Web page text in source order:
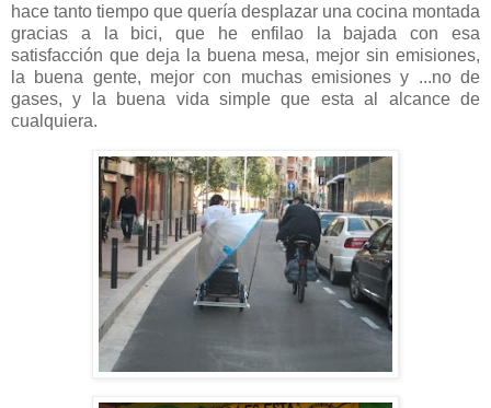
hace tanto tiempo que quería desplazar una cocina montada
gracias a la bici, que he enfilao la bajada con esa
satisfacción que deja la buena mesa, mejor sin emisiones,
la buena gente, mejor con muchas emisiones y ...no de
gases, y la buena vida simple que esta al alcance de
cualquiera.